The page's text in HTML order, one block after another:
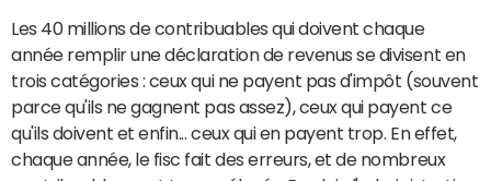
Les 40 millions de contribuables qui doivent chaque
année remplir une déclaration de revenus se divisent en
trois catégories : ceux qui ne payent pas d'impôt (souvent
parce qu'ils ne gagnent pas assez), ceux qui payent ce
qu'ils doivent et enfin... ceux qui en payent trop. En effet,
chaque année, le fisc fait des erreurs, et de nombreux